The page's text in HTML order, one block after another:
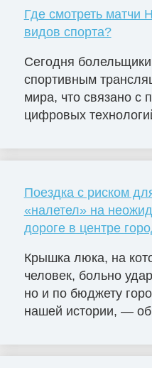
Где смотреть матчи
видов спорта?
Сегодня
спортивным
мира, что связано с
цифровых
Поездка с риском
«налетел» на
дороге в центре
Крышка люка, на
человек, больно
но и по бюджету
нашей истории, —